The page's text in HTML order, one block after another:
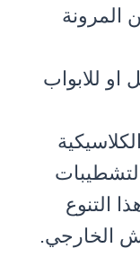
المرونة
او للابواب
التنوع
الخارجي.